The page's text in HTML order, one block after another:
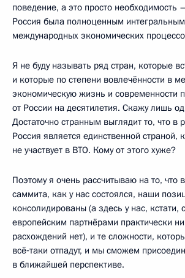
поведение, а это просто необходимость
Россия была полноценным
международных экономических
Я не буду называть ряд стран, которые
и которые по степени вовлечённости в
экономическую жизнь и современности
от России на десятилетия. Скажу лишь
Достаточно странным выглядит то, что в
Россия является единственной страной,
не участвует в ВТО. Кому от этого хуже?
Поэтому я очень рассчитываю на то, что
саммита, как у нас состоялся, наши
консолидированы (а здесь у нас, кстати,
европейским партнёрами практически
расхождений нет), и те сложности,
всё‑таки отпадут, и мы сможем
в ближайшей перспективе.